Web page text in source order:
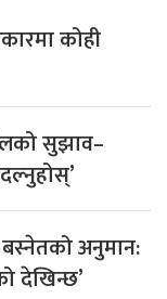
कोही
सुझाव–
बस्नेतको अनुमान:
देखिन्छ’